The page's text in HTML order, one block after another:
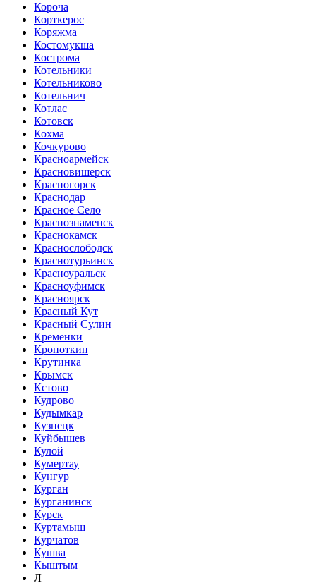
Короча
Корткерос
Коряжма
Костомукша
Кострома
Котельники
Котельниково
Котельнич
Котлас
Котовск
Кохма
Кочкурово
Красноармейск
Красновишерск
Красногорск
Краснодар
Красное Село
Краснознаменск
Краснокамск
Краснослободск
Краснотурьинск
Красноуральск
Красноуфимск
Красноярск
Красный Кут
Красный Сулин
Кременки
Кропоткин
Крутинка
Крымск
Кстово
Кудрово
Кудымкар
Кузнецк
Куйбышев
Кулой
Кумертау
Кунгур
Курган
Курганинск
Курск
Куртамыш
Курчатов
Кушва
Кыштым
Л